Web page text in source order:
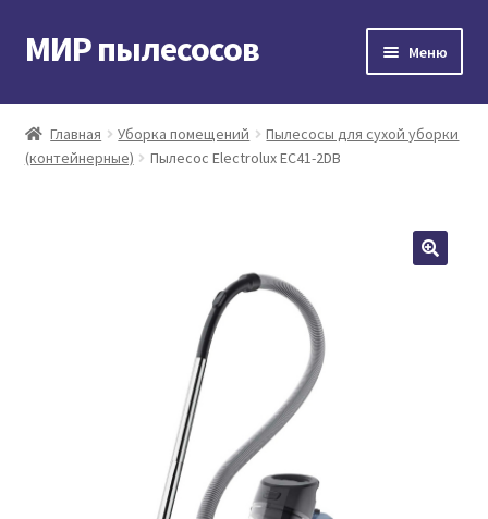
Перейти
к
Перейти
к
МИР пылесосов Меню
Главная
Мой аккаунт
Главная Уборка помещений
Пылесосы для сухой уборки
(контейнерные)
Пылесос Electrolux EC41-2DB